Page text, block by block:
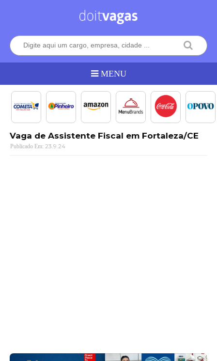
Vaga de Assistente Fiscal em Fortaleza/CE
23.9.24